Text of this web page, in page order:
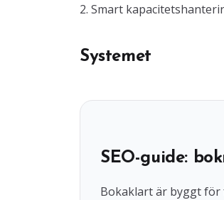
2. Smart
Systemet
SEO-guide:
Bokaklart är byggt för